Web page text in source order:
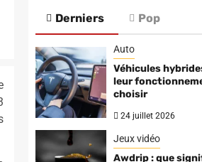
Derniers Pop
Auto
Véhicules
leur
choisir
24 juillet 2026
Jeux vidéo
Awdrip : que